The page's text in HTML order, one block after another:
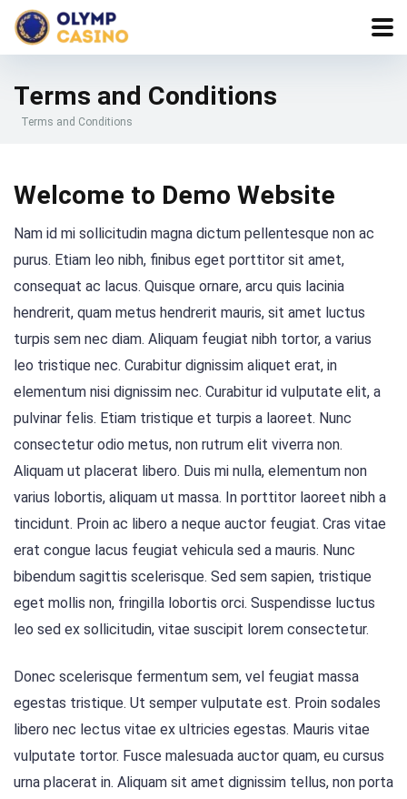
Terms and Conditions
Terms and Conditions
Welcome to Demo Website
Nam id mi sollicitudin magna dictum pellentesque non ac
purus. Etiam leo nibh, finibus eget porttitor sit amet,
consequat ac lacus. Quisque ornare, arcu quis lacinia
hendrerit, quam metus hendrerit mauris, sit amet luctus
turpis sem nec diam. Aliquam feugiat nibh tortor, a varius
leo tristique nec. Curabitur dignissim aliquet erat, in
elementum nisi dignissim nec. Curabitur id vulputate elit, a
pulvinar felis. Etiam tristique et turpis a laoreet. Nunc
consectetur odio metus, non rutrum elit viverra non.
Aliquam ut placerat libero. Duis mi nulla, elementum non
varius lobortis, aliquam ut massa. In porttitor laoreet nibh a
tincidunt. Proin ac libero a neque auctor feugiat. Cras vitae
erat congue lacus feugiat vehicula sed a mauris. Nunc
bibendum sagittis scelerisque. Sed sem sapien, tristique
eget mollis non, fringilla lobortis orci. Suspendisse luctus
leo sed ex sollicitudin, vitae suscipit lorem consectetur.
Donec scelerisque fermentum sem, vel feugiat massa
egestas tristique. Ut semper vulputate est. Proin sodales
libero nec lectus vitae ex ultricies egestas. Mauris vitae
vulputate tortor. Fusce malesuada auctor quam, eu cursus
urna placerat in. Aliquam sit amet dignissim tellus, non porta